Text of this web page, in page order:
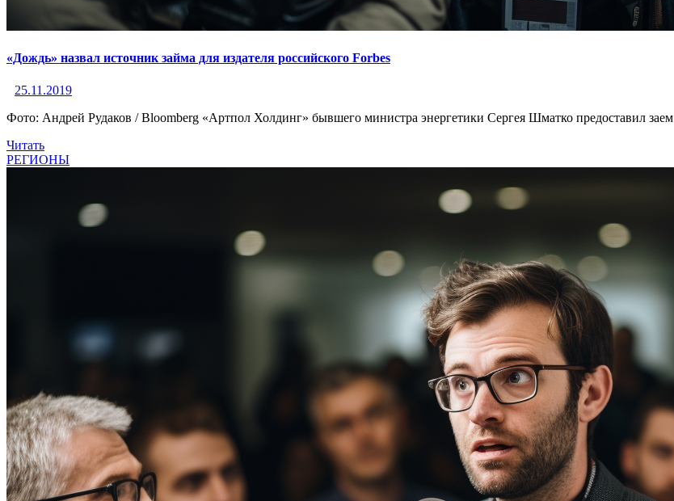
«Дождь» назвал источник займа для издателя российского Forbes
25.11.2019
Фото: Андрей Рудаков / Bloomberg «Артпол Холдинг» бывшего министра энергетики Сергея Шматко предоставил заем
Читать
РЕГИОНЫ